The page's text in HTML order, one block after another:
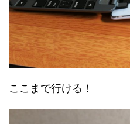
ここまで行ける！